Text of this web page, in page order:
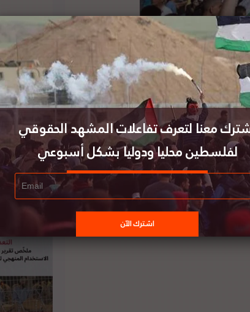
سلسلة منشوراتها، والذي تناول عدة
للمستوطنات الإسرائيلية – للباحث
– للباحثة سونيا بولس، وحل الدولة
لينتين، آثار الاستثناء العنصري:
للباحث بشير الزغبي حول احتجاز
في إسرائيل دون محاكمة
معنا لتعرف تفاعلات المشهد الحقوقي
لفلسطين محليا ودوليا بشكل أسبوعي